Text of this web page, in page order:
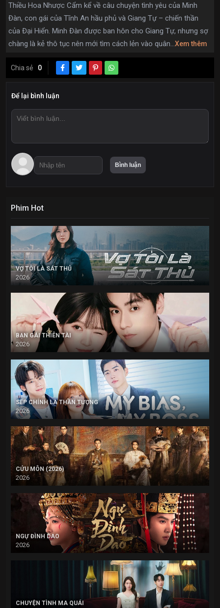
Thiều Hoa Nhược Cẩm kể về câu chuyện tình yêu của Minh
Đàn, con gái của Tĩnh An hầu phủ và Giang Tự – chiến thần
của Đại Hiển. Minh Đàn được ban hôn cho Giang Tự, nhưng sợ
chàng là kẻ thô tục nên mới tìm cách lẻn vào quân...Xem thêm
Chia sẻ 0
Để lại bình luận
Phim Hot
VỢ TÔI LÀ SÁT THỦ
2026
BẠN GÁI THIÊN TÀI
2026
SẾP CHÍNH LÀ THẦN TƯỢNG
2026
CỬU MÔN (2026)
2026
NGỰ ĐÌNH DAO
2026
CHUYỆN TÌNH MA QUÁI